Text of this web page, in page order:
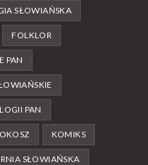
SŁOWIAŃSKA
FOLKLOR
PAN
PAN
KOMIKS
SŁOWIAŃSKA